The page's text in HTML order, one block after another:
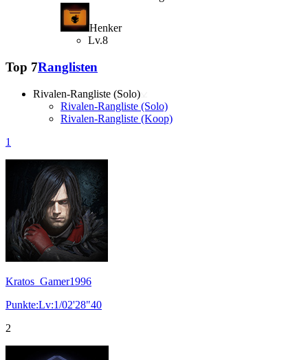
Henker
Lv.8
Top 7Ranglisten
Rivalen-Rangliste (Solo)
Rivalen-Rangliste (Solo)
Rivalen-Rangliste (Koop)
1
Kratos_Gamer1996
Punkte:Lv:1/02'28"40
2